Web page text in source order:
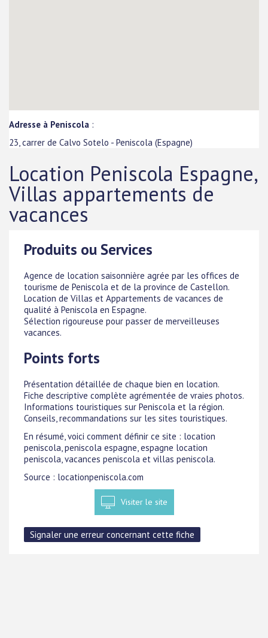
Adresse à Peniscola :
23, carrer de Calvo Sotelo - Peniscola (Espagne)
Location Peniscola Espagne,
Villas appartements de
vacances
Produits ou Services
Agence de location saisonnière agrée par les offices de
tourisme de Peniscola et de la province de Castellon.
Location de Villas et Appartements de vacances de
qualité à Peniscola en Espagne.
Sélection rigoureuse pour passer de merveilleuses
vacances.
Points forts
Présentation détaillée de chaque bien en location.
Fiche descriptive complète agrémentée de vraies photos.
Informations touristiques sur Peniscola et la région.
Conseils, recommandations sur les sites touristiques.
En résumé, voici comment définir ce site : location
peniscola, peniscola espagne, espagne location
peniscola, vacances peniscola et villas peniscola.
Source : locationpeniscola.com
Visiter le site